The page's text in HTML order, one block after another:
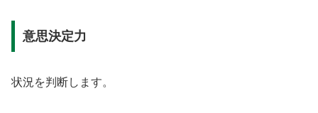
意思決定力
状況を判断します。